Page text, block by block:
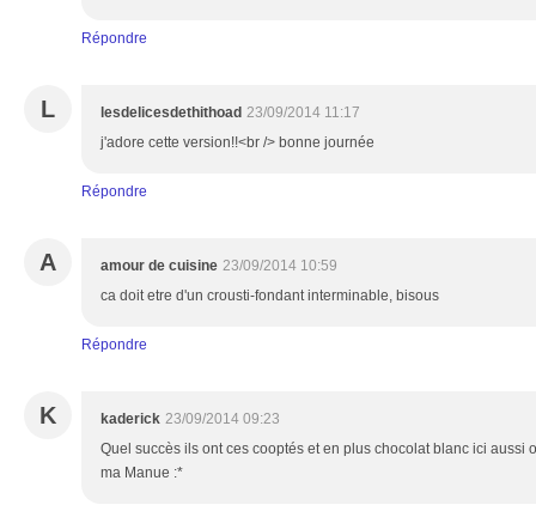
Répondre
L lesdelicesdethithoad 23/09/2014 11:17
j'adore cette version!!<br /> bonne journée
Répondre
A amour de cuisine 23/09/2014 10:59
ca doit etre d'un crousti-fondant interminable, bisous
Répondre
K kaderick 23/09/2014 09:23
Quel succès ils ont ces cooptés et en plus chocolat blanc ici aussi
ma Manue :*